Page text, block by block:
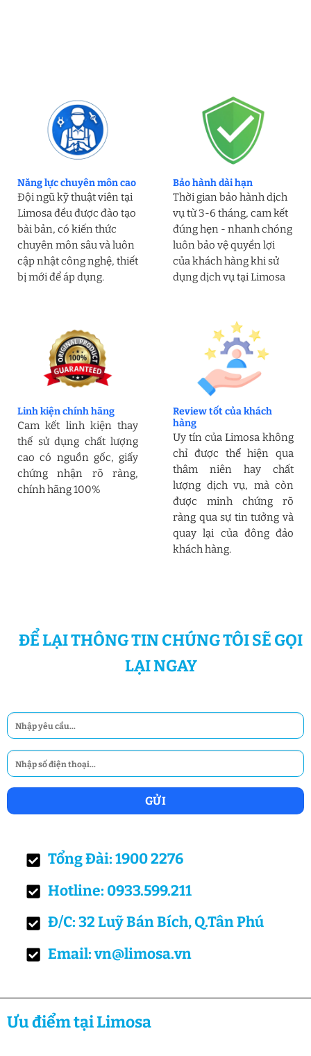
Năng lực chuyên môn cao
Đội ngũ kỹ thuật viên tại
Limosa đều được đào tạo
bài bản, có kiến thức
chuyên môn sâu và luôn
cập nhật công nghệ, thiết
bị mới để áp dụng.
Bảo hành dài hạn
Thời gian bảo hành dịch
vụ từ 3-6 tháng, cam kết
đúng hẹn - nhanh chóng
luôn bảo vệ quyền lợi
của khách hàng khi sử
dụng dịch vụ tại Limosa
Linh kiện chính hãng
Cam kết linh kiện thay
thế sử dụng chất lượng
cao có nguồn gốc, giấy
chứng nhận rõ ràng,
chính hãng 100%
Review tốt của khách
hàng
Uy tín của Limosa không
chỉ được thể hiện qua
thâm niên hay chất
lượng dịch vụ, mà còn
được minh chứng rõ
ràng qua sự tin tưởng và
quay lại của đông đảo
khách hàng.
ĐỂ LẠI THÔNG TIN CHÚNG TÔI SẼ GỌI
LẠI NGAY
Tổng Đài: 1900 2276
Hotline: 0933.599.211
Đ/C: 32 Luỹ Bán Bích, Q.Tân Phú
Email: vn@limosa.vn
Ưu điểm tại Limosa